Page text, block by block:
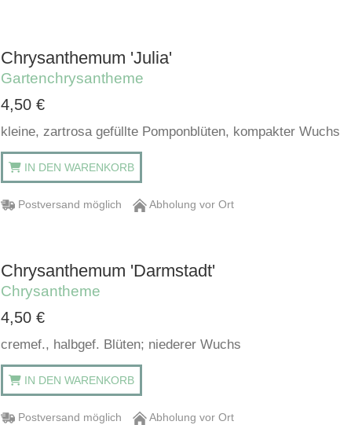
Chrysanthemum 'Julia'
Gartenchrysantheme
4,50 €
kleine, zartrosa gefüllte Pomponblüten, kompakter Wuchs
IN DEN WARENKORB
Postversand möglich Abholung vor Ort
Chrysanthemum 'Darmstadt'
Chrysantheme
4,50 €
cremef., halbgef. Blüten; niederer Wuchs
IN DEN WARENKORB
Postversand möglich Abholung vor Ort